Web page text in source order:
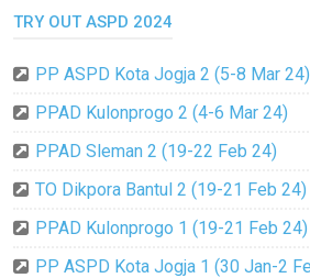
TRY OUT ASPD 2024
PP ASPD Kota Jogja 2 (5-8 Mar 24)
PPAD Kulonprogo 2 (4-6 Mar 24)
PPAD Sleman 2 (19-22 Feb 24)
TO Dikpora Bantul 2 (19-21 Feb 24)
PPAD Kulonprogo 1 (19-21 Feb 24)
PP ASPD Kota Jogja 1 (30 Jan-2